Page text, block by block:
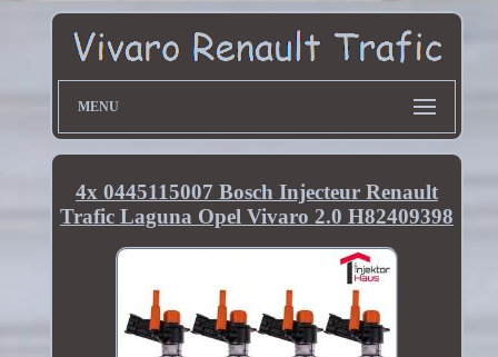
MENU
4x 0445115007 Bosch Injecteur Renault
Trafic Laguna Opel Vivaro 2.0 H82409398